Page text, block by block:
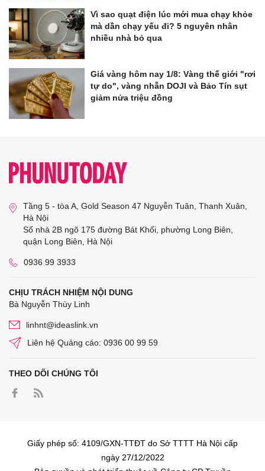
Vì sao quạt điện lúc mới mua chạy khỏe
mà dần chạy yếu đi? 5 nguyên nhân
nhiều nhà bỏ qua
Giá vàng hôm nay 1/8: Vàng thế giới "rơi
tự do", vàng nhẫn DOJI và Bảo Tín sụt
giảm nửa triệu đồng
Tầng 5 - tòa A, Gold Season 47 Nguyễn Tuân, Thanh Xuân,
Hà Nội
Số nhà 2B ngõ 175 đường Bát Khối, phường Long Biên,
quận Long Biên, Hà Nội
0936 99 3933
CHỊU TRÁCH NHIỆM NỘI DUNG
Bà Nguyễn Thùy Linh
linhnt@ideaslink.vn
Liên hệ Quảng cáo: 0936 00 99 59
THEO DÕI CHÚNG TÔI
Giấy phép số: 4109/GXN-TTĐT do Sở TTTT Hà Nội cấp
ngày 27/12/2022